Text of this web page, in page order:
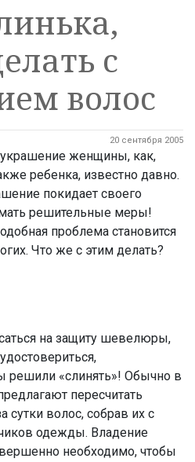
с
волос
20 сентября 2005
женщины, как,
ребенка, известно давно.
покидает своего
решительные меры!
проблема становится
Что же с этим делать?
на защиту шевелюры,
решили «слинять»! Обычно в
пересчитать
сутки волос, собрав их с
одежды. Владение
необходимо, чтобы